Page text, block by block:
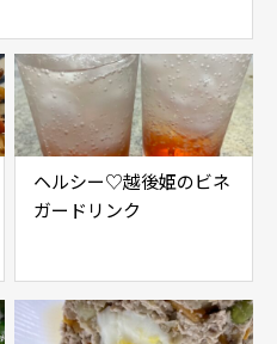
ヘルシー♡越後姫のビネ
ガードリンク